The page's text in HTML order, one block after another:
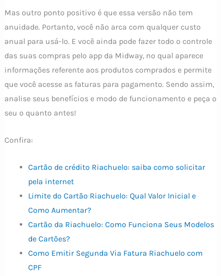
Mas outro ponto positivo é que essa versão não tem
anuidade. Portanto, você não arca com qualquer custo
anual para usá-lo. E você ainda pode fazer todo o controle
das suas compras pelo app da Midway, no qual aparece
informações referente aos produtos comprados e permite
que você acesse as faturas para pagamento. Sendo assim,
analise seus benefícios e modo de funcionamento e peça o
seu o quanto antes!
Confira:
Cartão de crédito Riachuelo: saiba como solicitar
pela internet
Limite do Cartão Riachuelo: Qual Valor Inicial e
Como Aumentar?
Cartão da Riachuelo: Como Funciona Seus Modelos
de Cartões?
Como Emitir Segunda Via Fatura Riachuelo com
CPF